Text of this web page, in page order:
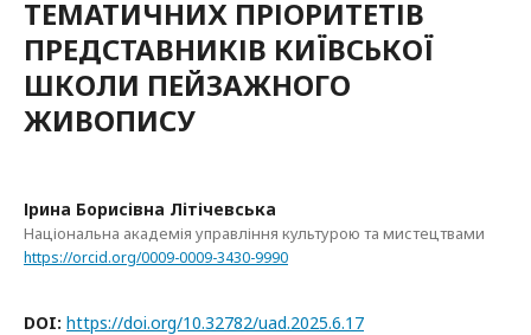
ТЕМАТИЧНИХ ПРІОРИТЕТІВ
ПРЕДСТАВНИКІВ КИЇВСЬКОЇ
ШКОЛИ ПЕЙЗАЖНОГО
ЖИВОПИСУ
Ірина Борисівна Літічевська
Національна академія управління культурою та мистецтвами
https://orcid.org/0009-0009-3430-9990
DOI: https://doi.org/10.32782/uad.2025.6.17